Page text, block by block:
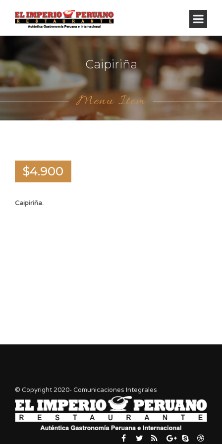
Caipiriña
Menu Item
$4.900
Caipiriña.
© Copyright 2020- Comunicaciones Integrales